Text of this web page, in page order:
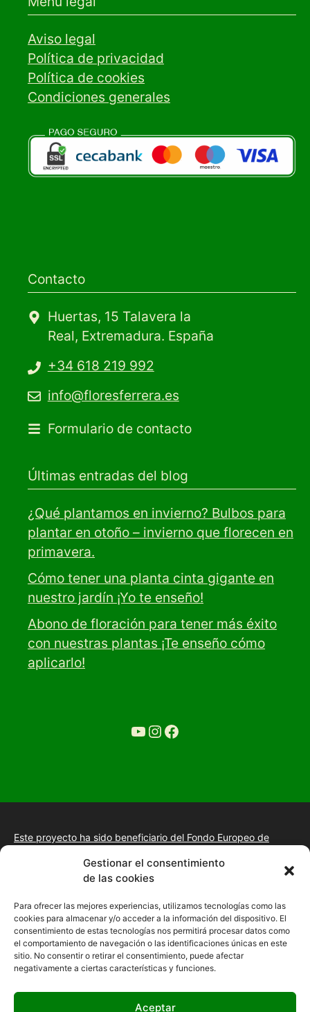
Gestionar el consentimiento
de las cookies
Para ofrecer las mejores experiencias, utilizamos tecnologías como las
cookies para almacenar y/o acceder a la información del dispositivo. El
consentimiento de estas tecnologías nos permitirá procesar datos como
el comportamiento de navegación o las identificaciones únicas en este
sitio. No consentir o retirar el consentimiento, puede afectar
negativamente a ciertas características y funciones.
Aceptar
Aviso legal
Política de privacidad
Política de cookies
Condiciones generales
Contacto
Huertas, 15 Talavera la
Real, Extremadura. España
+34 618 219 992
info@floresferrera.es
Formulario de contacto
Últimas entradas del blog
¿Qué plantamos en invierno? Bulbos para
plantar en otoño – invierno que florecen en
primavera.
Cómo tener una planta cinta gigante en
nuestro jardín ¡Yo te enseño!
Abono de floración para tener más éxito
con nuestras plantas ¡Te enseño cómo
aplicarlo!
YouTube
Ir a la cuenta de Instagram de Restaurante Tuétano
Ir a la cuenta de facebook de Restaurante Tuétano
Este proyecto ha sido beneficiario del Fondo Europeo de
Proyecto de desarrollo web y tienda online, fomento de la
presencia “Online” mediante la implantación de una estrategia
mejora de imagen digital en las empresas de la Comunidad
Autónoma de Extremadura